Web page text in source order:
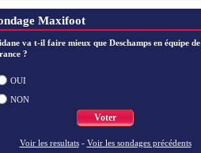
Maxifoot
va t-il faire mieux que Deschamps en équipe de
?
OUI
NON
Voter
Voir les resultats - Voir les sondages précédents